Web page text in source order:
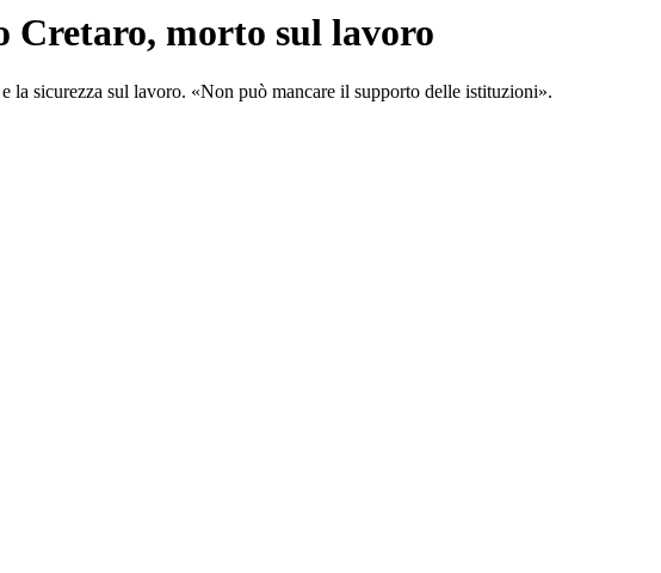
Cretaro, morto sul lavoro
la sicurezza sul lavoro. «Non può mancare il supporto delle istituzioni».